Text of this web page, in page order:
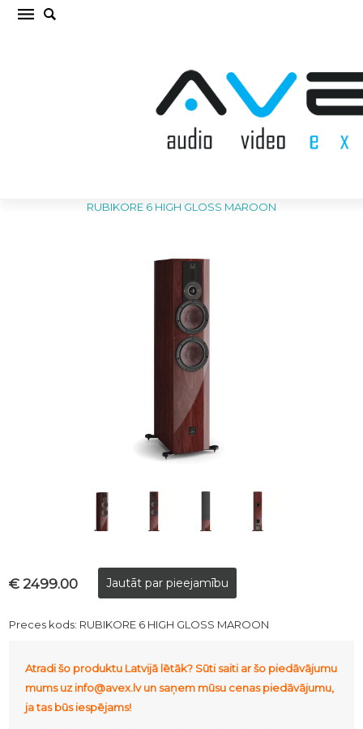
DALI RUBIKORE 6 HIGH GLOSS MAROON
RUBIKORE 6 HIGH GLOSS MAROON
€ 2499.00
Preces kods: RUBIKORE 6 HIGH GLOSS MAROON
Atradi šo produktu Latvijā lētāk? Sūti saiti ar šo piedāvājumu
mums uz info@avex.lv un saņem mūsu cenas piedāvājumu,
ja tas būs iespējams!